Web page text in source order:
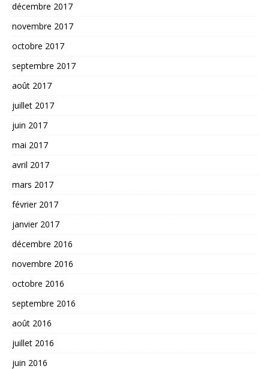
décembre 2017
novembre 2017
octobre 2017
septembre 2017
août 2017
juillet 2017
juin 2017
mai 2017
avril 2017
mars 2017
février 2017
janvier 2017
décembre 2016
novembre 2016
octobre 2016
septembre 2016
août 2016
juillet 2016
juin 2016